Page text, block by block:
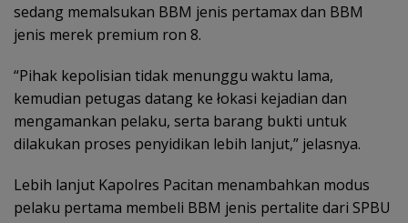
sedang memalsukan BBM jenis pertamax dan BBM
jenis merek premium ron 8.
“Pihak kepolisian tidak menunggu waktu lama,
kemudian petugas datang ke łokasi kejadian dan
mengamankan pelaku, serta barang bukti untuk
dilakukan proses penyidikan lebih lanjut,” jelasnya.
Lebih lanjut Kapolres Pacitan menambahkan modus
pelaku pertama membeli BBM jenis pertalite dari SPBU